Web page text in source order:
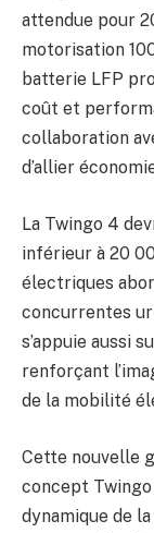
attendue pour
motorisation
batterie LFP
coût et
collaboration
d’allier
La Twingo 4
inférieur à 20
électriques
concurrentes
s’appuie aussi
renforçant
de la mobilité
Cette nouvelle
concept
dynamique de